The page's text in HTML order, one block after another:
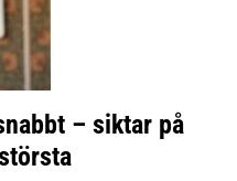
– siktar på